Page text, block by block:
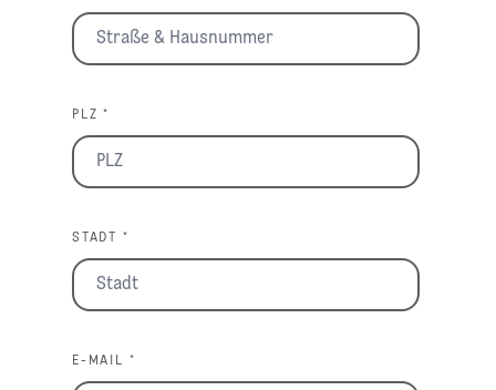
PLZ *
STADT *
E-MAIL *